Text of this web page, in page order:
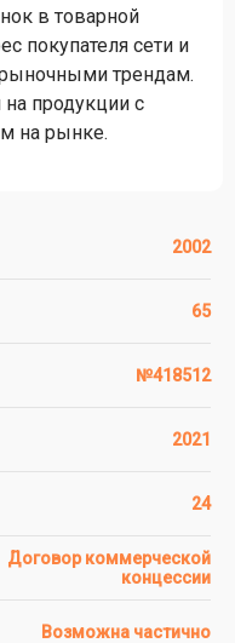
в товарной
покупателя сети и
рыночными трендам.
на продукции с
на рынке.
2002
65
№418512
2021
24
Договор коммерческой
концессии
Возможна частично